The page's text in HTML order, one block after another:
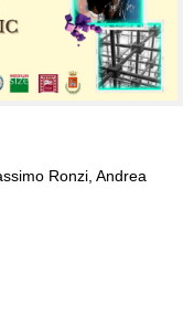
Ronzi, Andrea